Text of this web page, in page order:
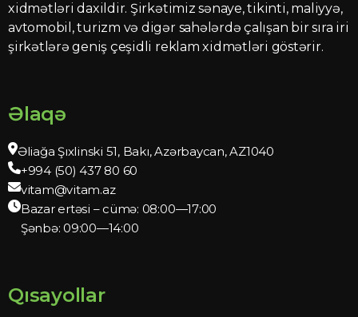
xidmətləri daxildir. Şirkətimiz sənaye, tikinti, maliyyə,
avtomobil, turizm və digər sahələrdə çalışan bir sıra iri
şirkətlərə geniş çeşidli reklam xidmətləri göstərir.
Əlaqə
Əliağa Şıxlinski 51, Bakı, Azərbaycan, AZ1040
+994 (50) 437 80 60
vitam@vitam.az
Bazar ertəsi – cümə: 08:00—17:00
Şənbə: 09:00—14:00
Qısayollar